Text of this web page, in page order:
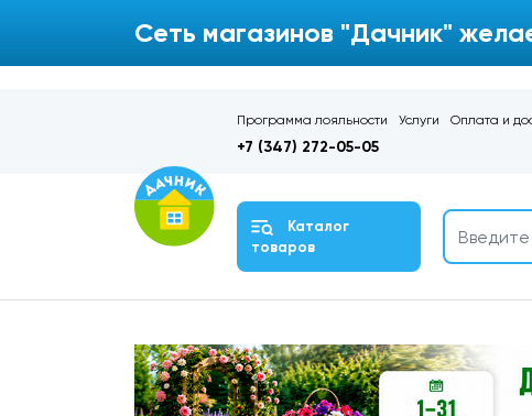
Сеть магазинов "Дачник"
Программа лояльности Услуги Оплата и
+7 (347) 272-05-05
Каталог
товаров